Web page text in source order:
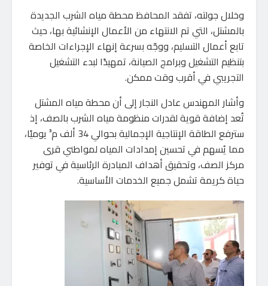
وخلال جولته، تفقد المحافظ محطة مياه الشرب الجديدة
بالمشتل، التي تم الانتهاء من الأعمال الإنشائية بها، حيث
تابع أعمال التسليم، ووجّه بسرعة إنهاء الإجراءات الخاصة
بتنظيم التشغيل وبرامج الصيانة، تمهيدًا لبدء التشغيل
التجريبي في أقرب وقت ممكن.
وأشار المهندس عادل النجار إلى أن محطة مياه المشتل
تُعد إضافة قوية لقدرات منظومة مياه الشرب بالصف، إذ
سترفع الطاقة الإنتاجية الإجمالية بحوالي 34 ألف م³ يوميًا،
مما يُسهم في تحسين إمدادات المياه لمواطني قرى
مركز الصف، وتحقيق أهداف المبادرة الرئاسية في توفير
حياة كريمة تشمل جميع الخدمات الأساسية.